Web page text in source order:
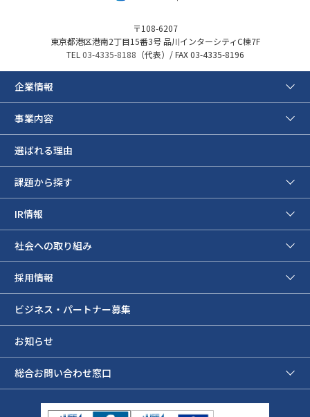
〒108-6207
東京都港区港南2丁目15番3号 品川インターシティC棟7F
TEL 03-4335-8188 （代表）/ FAX 03-4335-8196
企業情報
事業内容
選ばれる理由
課題から探す
IR情報
社会への取り組み
採用情報
ビジネス・パートナー募集
お知らせ
総合お問い合わせ窓口